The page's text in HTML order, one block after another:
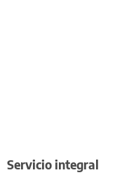
Servicio integral